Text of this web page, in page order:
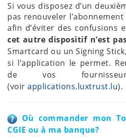
Si vous disposez d’un
pas renouveler
afin d’éviter des confusions
cet autre dispositif n’est
Smartcard ou un Signing
si l’application le permet.
de vos
(voir applications.luxtrust.lu).
Où commander mon
CGIE ou à ma banque?